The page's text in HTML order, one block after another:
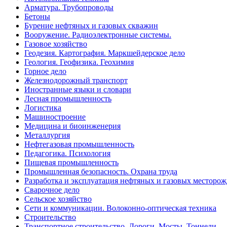
Арматура. Трубопроводы
Бетоны
Бурение нефтяных и газовых скважин
Вооружение. Радиоэлектронные системы.
Газовое хозяйство
Геодезия. Картография. Маркшейдерское дело
Геология. Геофизика. Геохимия
Горное дело
Железнодорожный транспорт
Иностранные языки и словари
Лесная промышленность
Логистика
Машиностроение
Медицина и биоинженерия
Металлургия
Нефтегазовая промышленность
Педагогика. Психология
Пищевая промышленность
Промышленная безопасность. Охрана труда
Разработка и эксплуатация нефтяных и газовых
Сварочное дело
Сельское хозяйство
Сети и коммуникации. Волоконно-оптическая техника
Строительство